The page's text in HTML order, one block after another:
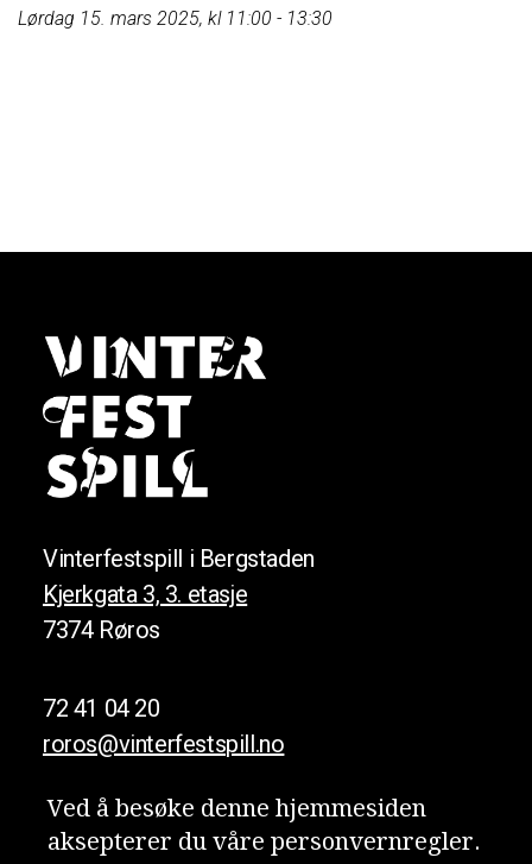
Lørdag 15. mars 2025, kl 11:00 - 13:30
Vinterfestspill i Bergstaden
Kjerkgata 3, 3. etasje
7374 Røros
72 41 04 20
roros@vinterfestspill.no
Meld deg på nyhetsbrevet vårt!
Ved å besøke denne hjemmesiden
aksepterer du våre person­vern­regler.